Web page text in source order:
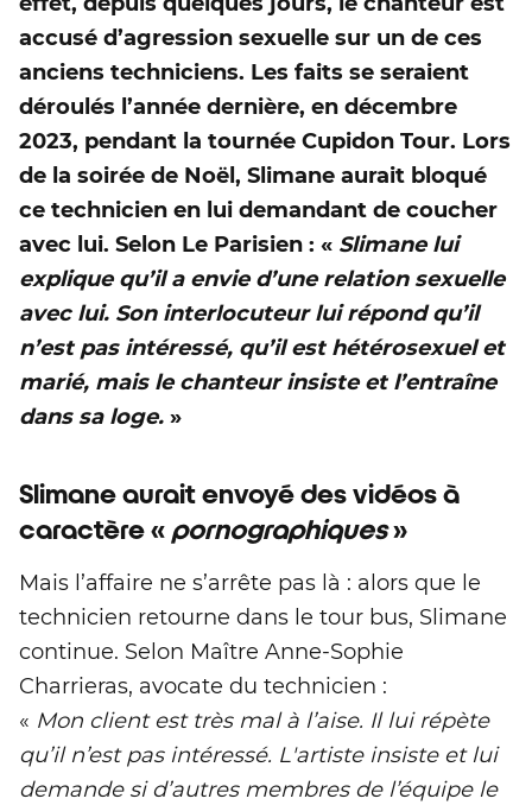
accusé d’agression sexuelle sur un de ces
anciens techniciens. Les faits se seraient
déroulés l’année dernière, en décembre
2023, pendant la tournée Cupidon Tour. Lors
de la soirée de Noël, Slimane aurait bloqué
ce technicien en lui demandant de coucher
avec lui. Selon Le Parisien : « Slimane lui
explique qu’il a envie d’une relation sexuelle
avec lui. Son interlocuteur lui répond qu’il
n’est pas intéressé, qu’il est hétérosexuel et
marié, mais le chanteur insiste et l’entraîne
dans sa loge. »
Slimane aurait envoyé des vidéos à
caractère « pornographiques»
Mais l’affaire ne s’arrête pas là : alors que le
technicien retourne dans le tour bus, Slimane
continue. Selon Maître Anne-Sophie
Charrieras, avocate du technicien :
« Mon client est très mal à l’aise. Il lui répète
qu’il n’est pas intéressé. L'artiste insiste et lui
demande si d’autres membres de l’équipe le